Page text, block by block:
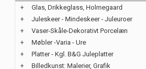
+
Glas, Drikkeglass, Holmegaard
+
Juleskeer - Mindeskeer - Juleuroer
+
Vaser-Skåle-Dekorativt Porcelæn
+
Møbler -Varia - Ure
+
Platter - Kgl. B&G Juleplatter
+
Billedkunst: Malerier, Grafik